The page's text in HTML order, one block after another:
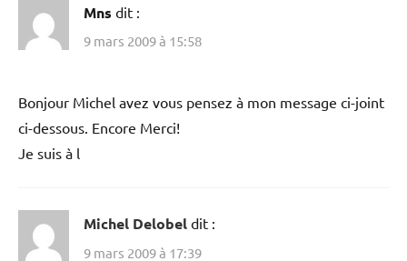
Mns dit :
9 mars 2009 à 15:58
Bonjour Michel avez vous pensez à mon message ci-joint
ci-dessous. Encore Merci!
Je suis à l
Michel Delobel dit :
9 mars 2009 à 17:39